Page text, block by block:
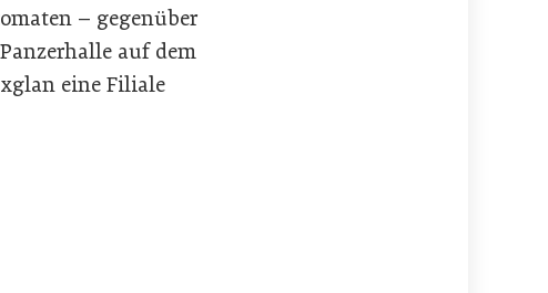
– gegenüber
auf dem
eine Filiale